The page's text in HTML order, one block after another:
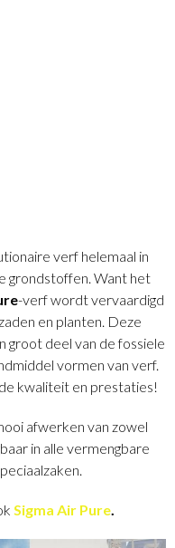
verf helemaal in
grondstoffen. Want het
-verf wordt vervaardigd
en planten. Deze
groot deel van de fossiele
vormen van verf.
kwaliteit en prestaties!
afwerken van zowel
in alle vermengbare
Sigma Air Pure.